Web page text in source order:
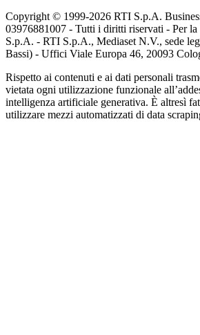
Copyright © 1999-2026 RTI S.p.A.
03976881007 - Tutti i diritti riservati - Per
S.p.A. - RTI S.p.A., Mediaset N.V., sede
Bassi) - Uffici Viale Europa 46, 20093
Rispetto ai contenuti e ai dati personali
vietata ogni utilizzazione funzionale
intelligenza artificiale generativa. È altresì
utilizzare mezzi automatizzati di data